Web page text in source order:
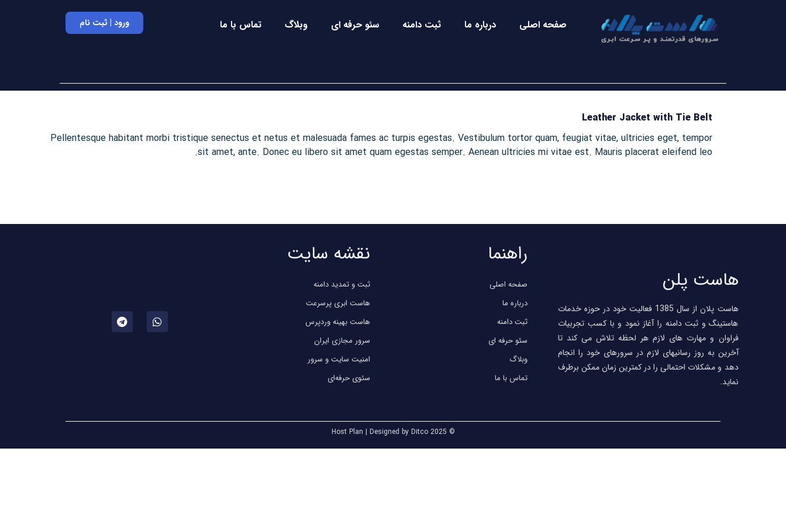
صفحه اصلی درباره ما ثبت دامنه سئو حرفه ای وبلاگ تماس با ما ورود | ثبت نام
Leather Jacket with Tie Belt
Pellentesque habitant morbi tristique senectus et netus et malesuada fames ac turpis egestas. Vestibulum tortor quam, feugiat vitae, ultricies eget, tempor
sit amet, ante. Donec eu libero sit amet quam egestas semper. Aenean ultricies mi vitae est. Mauris placerat eleifend leo.
هاست پلن
هاست پلان از سال 1385 فعالیت خود در حوزه خدمات
هاستینگ و ثبت دامنه را آغاز نمود و با کسب تجربیات
فراوان و مهارت های لازم هر لحظه تلاش می کند تا
آخرین به روز رسانیهای لازم در سرورهای خود را انجام
دهد و مشکلات احتمالی را در کمترین زمان ممکن برطرف
نماید.
راهنما
صفحه اصلی
درباره ما
ثبت دامنه
سئو حرفه ای
وبلاگ
تماس با ما
نقشه سایت
ثبت و تمدید دامنه
هاست ابری پرسرعت
هاست بهینه وردپرس
سرور مجازی ایران
امنیت سایت و سرور
سئوی حرفه‌ای
© 2025 Host Plan | Designed by Ditco